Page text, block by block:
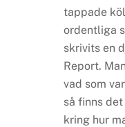
tappade
ordentliga
skrivits en
Report.
vad som
så finns
kring hur